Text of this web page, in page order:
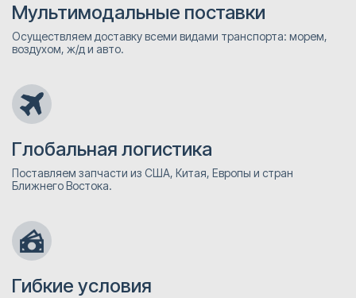
Мультимодальные поставки
Осуществляем доставку всеми видами транспорта: морем,
воздухом, ж/д и авто.
Глобальная логистика
Поставляем запчасти из США, Китая, Европы и стран
Ближнего Востока.
Гибкие условия